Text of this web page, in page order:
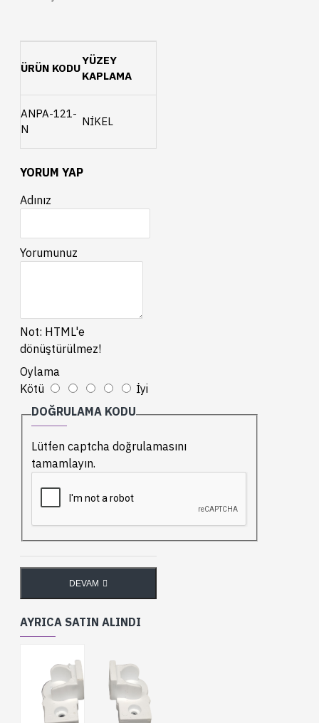
ÜRÜN KODU
YÜZEY
KAPLAMA
ANPA-121-
N
NİKEL
YORUM YAP
Adınız
Yorumunuz
Not: HTML'e
dönüştürülmez!
Oylama
Kötü
İyi
DOĞRULAMA KODU
Lütfen captcha doğrulamasını
tamamlayın.
DEVAM
AYRICA SATIN ALINDI